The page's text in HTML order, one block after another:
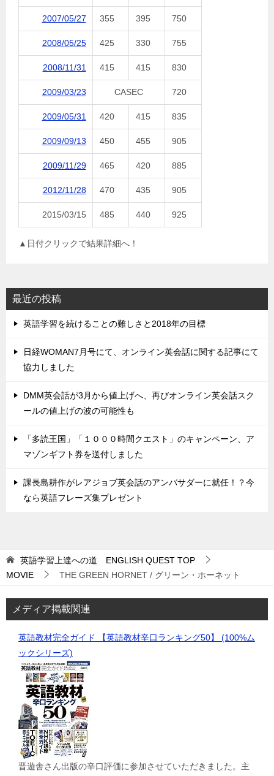
2007/05/27 355 395 750
2008/05/25 425 330 755
2008/11/31 415 415 830
2009/03/23 CASEC 720
2009/05/31 420 415 835
2009/09/13 450 455 905
2009/11/29 465 420 885
2012/11/28 470 435 905
2015/03/15 485 440 925
▲日付クリックで結果詳細へ！
最近の投稿
英語学習を続けることの難しさと2018年の目標
日経WOMAN7月号にて、オンライン英会話に関する記事にて
協力しました
DMM英会話が3月から値上げへ、再びオンライン英会話スク
ールの値上げの波の可能性も
「多読王国」「１０００時間クエスト」のキャンペーン、ア
マゾンギフト券を送付しました
課長島耕作がレアジョブ英会話のアンバサダーに就任！？今
なら英語フレーズ集プレゼント
英語学習上達への道 ENGLISH QUEST TOP
MOVIE
THE GREEN HORNET / グリーン・ホーネット
メディア掲載関連
英語教材完全ガイド 【英語教材辛口ランキング50】 (100%ム
ックシリーズ)
晋遊舎さん出版の辛口評価に参加させていただきました。主